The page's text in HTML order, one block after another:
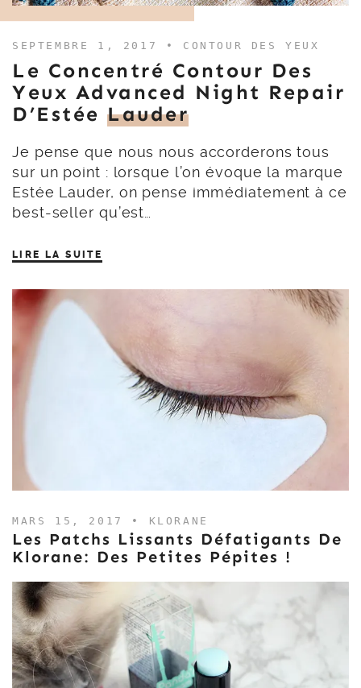
SEPTEMBRE 1, 2017 • CONTOUR DES YEUX
Le Concentré Contour Des
Yeux Advanced Night Repair
D’Estée Lauder
Je pense que nous nous accorderons tous
sur un point : lorsque l’on évoque la marque
Estée Lauder, on pense immédiatement à ce
best-seller qu’est…
LIRE LA SUITE
MARS 15, 2017 • KLORANE
Les Patchs Lissants Défatigants De
Klorane: Des Petites Pépites !